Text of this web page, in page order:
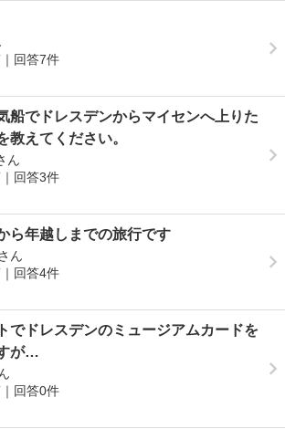
回答7件
船でドレスデンからマイセンへ上りた
教えてください。
ん
回答3件
ら年越しまでの旅行です
ん
回答4件
でドレスデンのミュージアムカードを
が…
回答0件